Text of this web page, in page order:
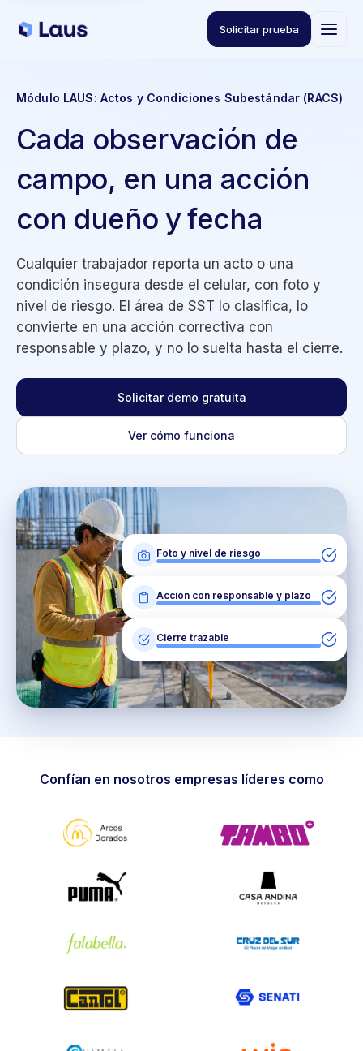
Solicitar prueba
Módulo LAUS: Actos y Condiciones Subestándar (RACS)
Cada observación de
campo, en una acción
con dueño y fecha
Cualquier trabajador reporta un acto o una
condición insegura desde el celular, con foto y
nivel de riesgo. El área de SST lo clasifica, lo
convierte en una acción correctiva con
responsable y plazo, y no lo suelta hasta el cierre.
Solicitar demo gratuita
Ver cómo funciona
Foto y nivel de riesgo
Acción con responsable y plazo
Cierre trazable
Confían en nosotros empresas líderes como